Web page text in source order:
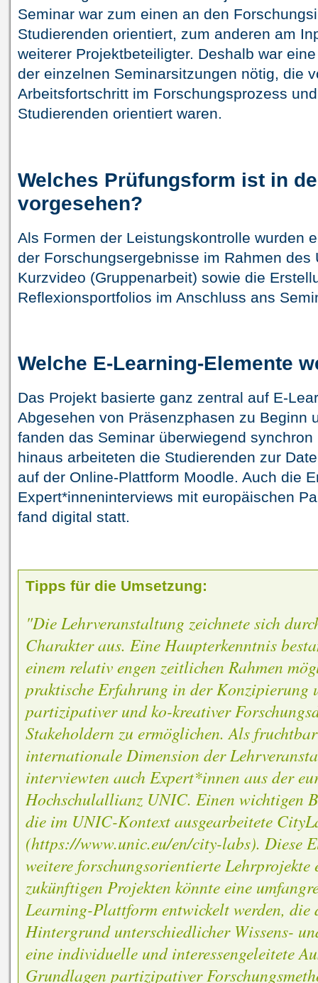
Seminar war zum einen an den
Studierenden orientiert, zum anderen am
weiterer Projektbeteiligter. Deshalb war
der einzelnen Seminarsitzungen nötig, die
Arbeitsfortschritt im Forschungsprozess
Studierenden orientiert waren.
Welches Prüfungsform ist in
vorgesehen?
Als Formen der Leistungskontrolle wurden
der Forschungsergebnisse im Rahmen des
Kurzvideo (Gruppenarbeit) sowie die
Reflexionsportfolios im Anschluss ans
Welche E-Learning-Elemente
Das Projekt basierte ganz zentral auf E-
Abgesehen von Präsenzphasen zu Beginn
fanden das Seminar überwiegend
hinaus arbeiteten die Studierenden zur
auf der Online-Plattform Moodle. Auch die
Expert*inneninterviews mit europäischen
fand digital statt.
Tipps für die Umsetzung:
"Die Lehrveranstaltung zeichnete sich
Charakter aus. Eine Haupterkenntnis
einem relativ engen zeitlichen Rahmen
praktische Erfahrung in der Konzipierung
partizipativer und ko-kreativer
Stakeholdern zu ermöglichen. Als
internationale Dimension der
interviewten auch Expert*innen aus der
Hochschulallianz UNIC. Einen wichtigen
die im UNIC-Kontext ausgearbeitete
(https://www.unic.eu/en/city-labs). Diese
weitere forschungsorientierte Lehrprojekte
zukünftigen Projekten könnte eine
Learning-Plattform entwickelt werden, die
Hintergrund unterschiedlicher Wissens-
eine individuelle und interessengeleitete
Grundlagen partizipativer